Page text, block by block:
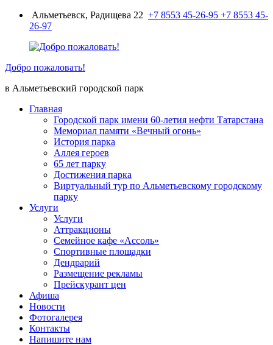
ПерейтиАльметьевск, Радищева 22 +7 8553 45-26-95 +7 8553 45-
26-97
Добро пожаловать!
в Альметьевский городской парк
Главная
Городской парк имени 60-летия нефти Татарстана
Мемориал памяти «Вечный огонь»
История парка
Аллея героев
65 лет парку
Достижения парка
Виртуальный тур по Альметьевскому городскому
парку
Услуги
Услуги
Аттракционы
Семейное кафе «Ассоль»
Спортивные площадки
Дендрарий
Размещение рекламы
Прейскурант цен
Афиша
Новости
Фотогалерея
Контакты
Напишите нам